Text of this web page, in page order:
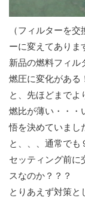
（フィルターを
ーに変えてありま
新品の燃料フィル
燃圧に変化がある
と、先ほどまでよ
燃比が薄い・・・
悟を決めていまし
と、、、通常でも
セッティング前に
スなのか？？？
とりあえず対策と